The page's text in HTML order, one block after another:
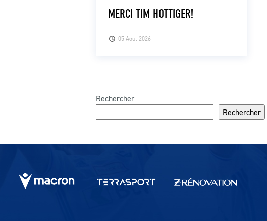
05 Août 2026
MERCI TIM HOTTIGER!
Rechercher
Rechercher